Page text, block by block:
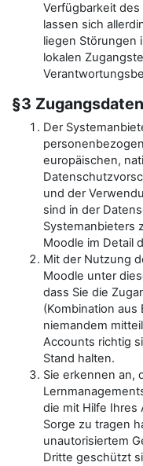
Verfügbarkeit
lassen sich
liegen Störungen
lokalen
§3 Zugangsdaten
Der
europäischen,
und der
sind in der
Systemanbieters
Moodle im Detail
Mit der Nutzung
Moodle unter
dass Sie die
(Kombination
niemandem
Accounts richtig
Stand halten.
Sie erkennen an,
die mit Hilfe Ihres
Sorge zu tragen
unautorisiertem
Dritte geschützt